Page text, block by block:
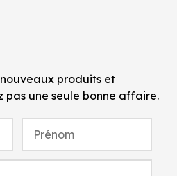
produits et
pas une seule bonne affaire.